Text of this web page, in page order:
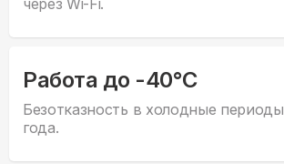
Работа до -40°С
Безотказность в холодные периоды
года.